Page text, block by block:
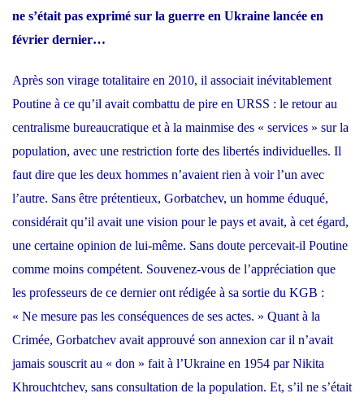
ne s’était pas exprimé sur la guerre en Ukraine lancée en
février dernier…
Après son virage totalitaire en 2010, il associait inévitablement
Poutine à ce qu’il avait combattu de pire en URSS : le retour au
centralisme bureaucratique et à la mainmise des « services » sur la
population, avec une restriction forte des libertés individuelles. Il
faut dire que les deux hommes n’avaient rien à voir l’un avec
l’autre. Sans être prétentieux, Gorbatchev, un homme éduqué,
considérait qu’il avait une vision pour le pays et avait, à cet égard,
une certaine opinion de lui-même. Sans doute percevait-il Poutine
comme moins compétent. Souvenez-vous de l’appréciation que
les professeurs de ce dernier ont rédigée à sa sortie du KGB :
« Ne mesure pas les conséquences de ses actes. » Quant à la
Crimée, Gorbatchev avait approuvé son annexion car il n’avait
jamais souscrit au « don » fait à l’Ukraine en 1954 par Nikita
Khrouchtchev, sans consultation de la population. Et, s’il ne s’était